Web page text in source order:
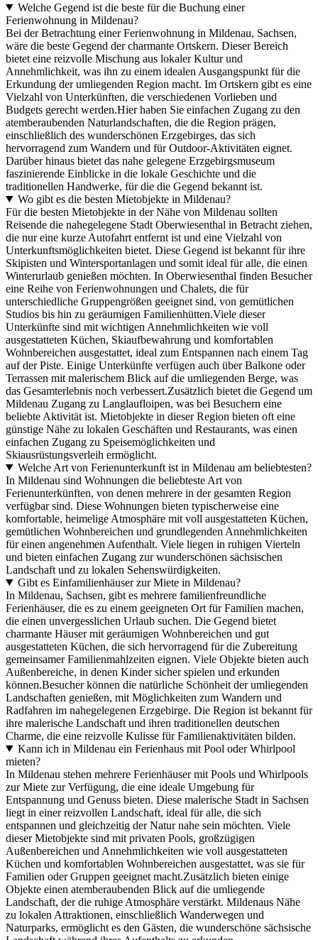
Welche Gegend ist die beste für die Buchung einer
Ferienwohnung in Mildenau?
Bei der Betrachtung einer Ferienwohnung in Mildenau, Sachsen,
wäre die beste Gegend der charmante Ortskern. Dieser Bereich
bietet eine reizvolle Mischung aus lokaler Kultur und
Annehmlichkeit, was ihn zu einem idealen Ausgangspunkt für die
Erkundung der umliegenden Region macht. Im Ortskern gibt es eine
Vielzahl von Unterkünften, die verschiedenen Vorlieben und
Budgets gerecht werden.Hier haben Sie einfachen Zugang zu den
atemberaubenden Naturlandschaften, die die Region prägen,
einschließlich des wunderschönen Erzgebirges, das sich
hervorragend zum Wandern und für Outdoor-Aktivitäten eignet.
Darüber hinaus bietet das nahe gelegene Erzgebirgsmuseum
faszinierende Einblicke in die lokale Geschichte und die
traditionellen Handwerke, für die die Gegend bekannt ist.
Wo gibt es die besten Mietobjekte in Mildenau?
Für die besten Mietobjekte in der Nähe von Mildenau sollten
Reisende die nahegelegene Stadt Oberwiesenthal in Betracht ziehen,
die nur eine kurze Autofahrt entfernt ist und eine Vielzahl von
Unterkunftsmöglichkeiten bietet. Diese Gegend ist bekannt für ihre
Skipisten und Wintersportanlagen und somit ideal für alle, die einen
Winterurlaub genießen möchten. In Oberwiesenthal finden Besucher
eine Reihe von Ferienwohnungen und Chalets, die für
unterschiedliche Gruppengrößen geeignet sind, von gemütlichen
Studios bis hin zu geräumigen Familienhütten.Viele dieser
Unterkünfte sind mit wichtigen Annehmlichkeiten wie voll
ausgestatteten Küchen, Skiaufbewahrung und komfortablen
Wohnbereichen ausgestattet, ideal zum Entspannen nach einem Tag
auf der Piste. Einige Unterkünfte verfügen auch über Balkone oder
Terrassen mit malerischem Blick auf die umliegenden Berge, was
das Gesamterlebnis noch verbessert.Zusätzlich bietet die Gegend um
Mildenau Zugang zu Langlaufloipen, was bei Besuchern eine
beliebte Aktivität ist. Mietobjekte in dieser Region bieten oft eine
günstige Nähe zu lokalen Geschäften und Restaurants, was einen
einfachen Zugang zu Speisemöglichkeiten und
Skiausrüstungsverleih ermöglicht.
Welche Art von Ferienunterkunft ist in Mildenau am beliebtesten?
In Mildenau sind Wohnungen die beliebteste Art von
Ferienunterkünften, von denen mehrere in der gesamten Region
verfügbar sind. Diese Wohnungen bieten typischerweise eine
komfortable, heimelige Atmosphäre mit voll ausgestatteten Küchen,
gemütlichen Wohnbereichen und grundlegenden Annehmlichkeiten
für einen angenehmen Aufenthalt. Viele liegen in ruhigen Vierteln
und bieten einfachen Zugang zur wunderschönen sächsischen
Landschaft und zu lokalen Sehenswürdigkeiten.
Gibt es Einfamilienhäuser zur Miete in Mildenau?
In Mildenau, Sachsen, gibt es mehrere familienfreundliche
Ferienhäuser, die es zu einem geeigneten Ort für Familien machen,
die einen unvergesslichen Urlaub suchen. Die Gegend bietet
charmante Häuser mit geräumigen Wohnbereichen und gut
ausgestatteten Küchen, die sich hervorragend für die Zubereitung
gemeinsamer Familienmahlzeiten eignen. Viele Objekte bieten auch
Außenbereiche, in denen Kinder sicher spielen und erkunden
können.Besucher können die natürliche Schönheit der umliegenden
Landschaften genießen, mit Möglichkeiten zum Wandern und
Radfahren im nahegelegenen Erzgebirge. Die Region ist bekannt für
ihre malerische Landschaft und ihren traditionellen deutschen
Charme, die eine reizvolle Kulisse für Familienaktivitäten bilden.
Kann ich in Mildenau ein Ferienhaus mit Pool oder Whirlpool
mieten?
In Mildenau stehen mehrere Ferienhäuser mit Pools und Whirlpools
zur Miete zur Verfügung, die eine ideale Umgebung für
Entspannung und Genuss bieten. Diese malerische Stadt in Sachsen
liegt in einer reizvollen Landschaft, ideal für alle, die sich
entspannen und gleichzeitig der Natur nahe sein möchten. Viele
dieser Mietobjekte sind mit privaten Pools, großzügigen
Außenbereichen und Annehmlichkeiten wie voll ausgestatteten
Küchen und komfortablen Wohnbereichen ausgestattet, was sie für
Familien oder Gruppen geeignet macht.Zusätzlich bieten einige
Objekte einen atemberaubenden Blick auf die umliegende
Landschaft, der die ruhige Atmosphäre verstärkt. Mildenaus Nähe
zu lokalen Attraktionen, einschließlich Wanderwegen und
Naturparks, ermöglicht es den Gästen, die wunderschöne sächsische